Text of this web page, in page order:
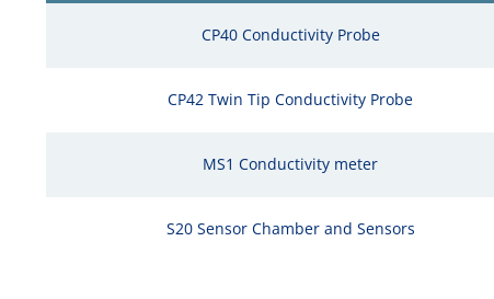
CP40 Conductivity Probe
CP42 Twin Tip Conductivity Probe
MS1 Conductivity meter
S20 Sensor Chamber and Sensors